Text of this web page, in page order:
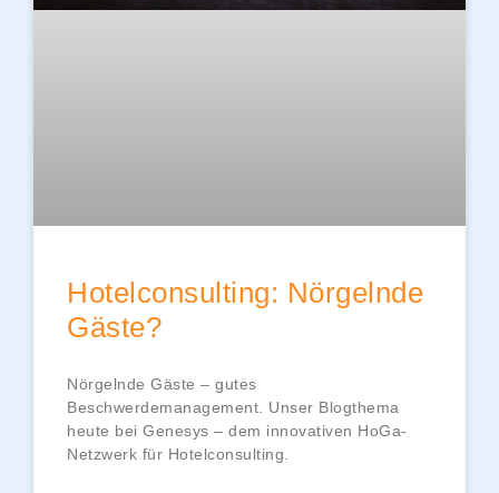
Hotelconsulting: Nörgelnde
Gäste?
Nörgelnde Gäste – gutes
Beschwerdemanagement. Unser Blogthema
heute bei Genesys – dem innovativen HoGa-
Netzwerk für Hotelconsulting.